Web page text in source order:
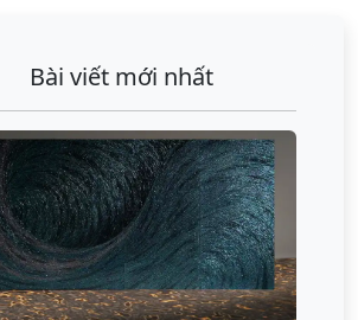
Bài viết mới nhất